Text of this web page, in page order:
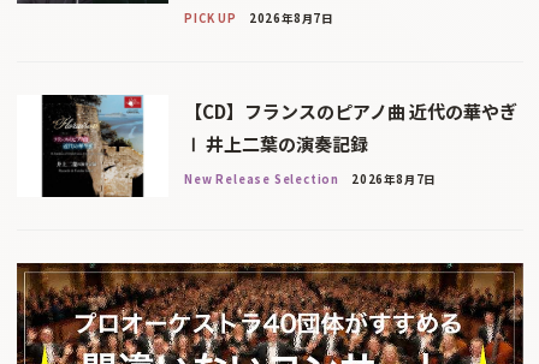
PICK UP 2026年8月7日
【CD】フランスのピアノ曲 近代の華やぎ
Ⅰ 井上二葉の演奏記録
New Release Selection 2026年8月7日